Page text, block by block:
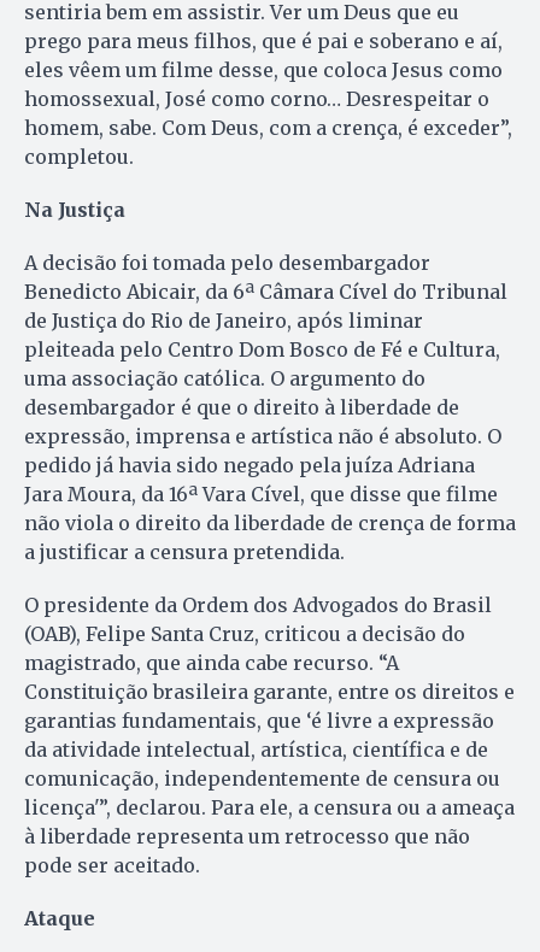
sentiria bem em assistir. Ver um Deus que eu
prego para meus filhos, que é pai e soberano e aí,
eles vêem um filme desse, que coloca Jesus como
homossexual, José como corno… Desrespeitar o
homem, sabe. Com Deus, com a crença, é exceder”,
completou.
Na Justiça
A decisão foi tomada pelo desembargador
Benedicto Abicair, da 6ª Câmara Cível do Tribunal
de Justiça do Rio de Janeiro, após liminar
pleiteada pelo Centro Dom Bosco de Fé e Cultura,
uma associação católica. O argumento do
desembargador é que o direito à liberdade de
expressão, imprensa e artística não é absoluto. O
pedido já havia sido negado pela juíza Adriana
Jara Moura, da 16ª Vara Cível, que disse que filme
não viola o direito da liberdade de crença de forma
a justificar a censura pretendida.
O presidente da Ordem dos Advogados do Brasil
(OAB), Felipe Santa Cruz, criticou a decisão do
magistrado, que ainda cabe recurso. “A
Constituição brasileira garante, entre os direitos e
garantias fundamentais, que ‘é livre a expressão
da atividade intelectual, artística, científica e de
comunicação, independentemente de censura ou
licença'”, declarou. Para ele, a censura ou a ameaça
à liberdade representa um retrocesso que não
pode ser aceitado.
Ataque